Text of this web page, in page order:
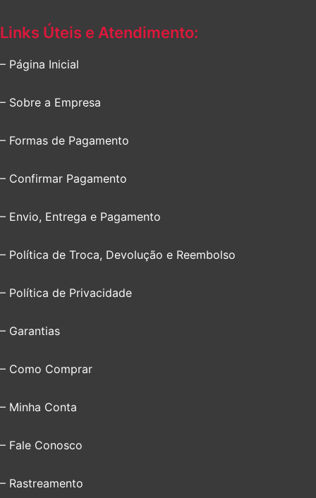
Links Úteis e Atendimento:
– Página Inicial
– Sobre a Empresa
– Formas de Pagamento
– Confirmar Pagamento
– Envio, Entrega e Pagamento
– Política de Troca, Devolução e Reembolso
– Política de Privacidade
– Garantias
– Como Comprar
– Minha Conta
– Fale Conosco
– Rastreamento